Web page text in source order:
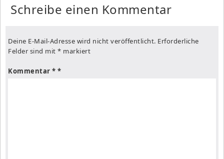
Schreibe einen Kommentar
Deine E-Mail-Adresse wird nicht veröffentlicht. Erforderliche
Felder sind mit * markiert
Kommentar *